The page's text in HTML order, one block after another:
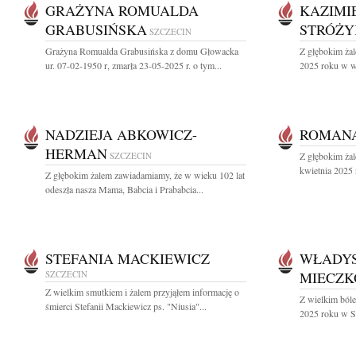
GRAŻYNA ROMUALDA
GRABUSIŃSKA SZCZECIN
Grażyna Romualda Grabusińska z domu Głowacka
ur. 07-02-1950 r, zmarła 23-05-2025 r. o tym...
Z głębokim
2025 roku w
NADZIEJA ABKOWICZ-
HERMAN SZCZECIN
Z głębokim żalem zawiadamiamy, że w wieku 102 lat
odeszła nasza Mama, Babcia i Prababcia...
Z głębokim
kwietnia 2025
STEFANIA MACKIEWICZ
SZCZECIN
Z wielkim smutkiem i żalem przyjąłem informację o
śmierci Stefanii Mackiewicz ps. "Niusia"...
Z wielkim
2025 roku w